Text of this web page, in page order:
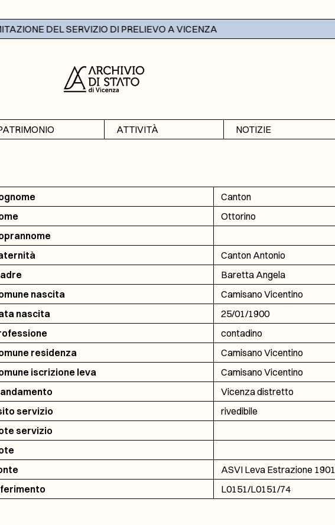
DEL SERVIZIO DI PRELIEVO A VICENZA
ATTIVITÀ
NOTIZIE
Canton
Ottorino
Canton Antonio
Baretta Angela
nascita
Camisano Vicentino
nascita
25/01/1900
contadino
residenza
Camisano Vicentino
iscrizione leva
Camisano Vicentino
Vicenza distretto
servizio
rivedibile
servizio
ASVI Leva Estrazione 1901
L0151/L0151/74